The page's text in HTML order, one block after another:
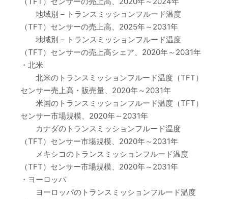
地域別 – トランスミッションフルード温度
（TFT）センサーの売上高、2025年～2031年
地域別 – トランスミッションフルード温度
（TFT）センサーの売上高シェア、2020年～2031年
・北米
北米のトランスミッションフルード温度（TFT）
センサー売上高・販売量、2020年～2031年
米国のトランスミッションフルード温度（TFT）
センサー市場規模、2020年～2031年
カナダのトランスミッションフルード温度
（TFT）センサー市場規模、2020年～2031年
メキシコのトランスミッションフルード温度
（TFT）センサー市場規模、2020年～2031年
・ヨーロッパ
ヨーロッパのトランスミッションフルード温度